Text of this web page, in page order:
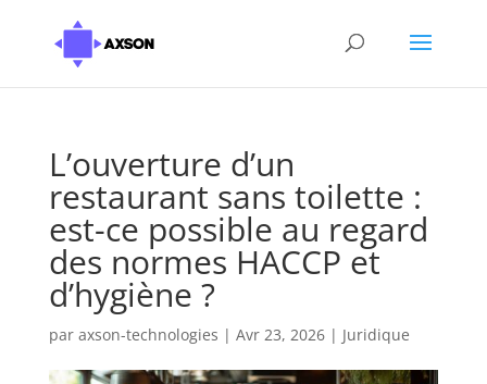
L’ouverture d’un
restaurant sans toilette :
est-ce possible au regard
des normes HACCP et
d’hygiène ?
par axson-technologies | Avr 23, 2026| Juridique